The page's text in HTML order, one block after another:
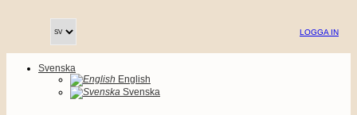
LOGGA IN
Svenska
English
Svenska